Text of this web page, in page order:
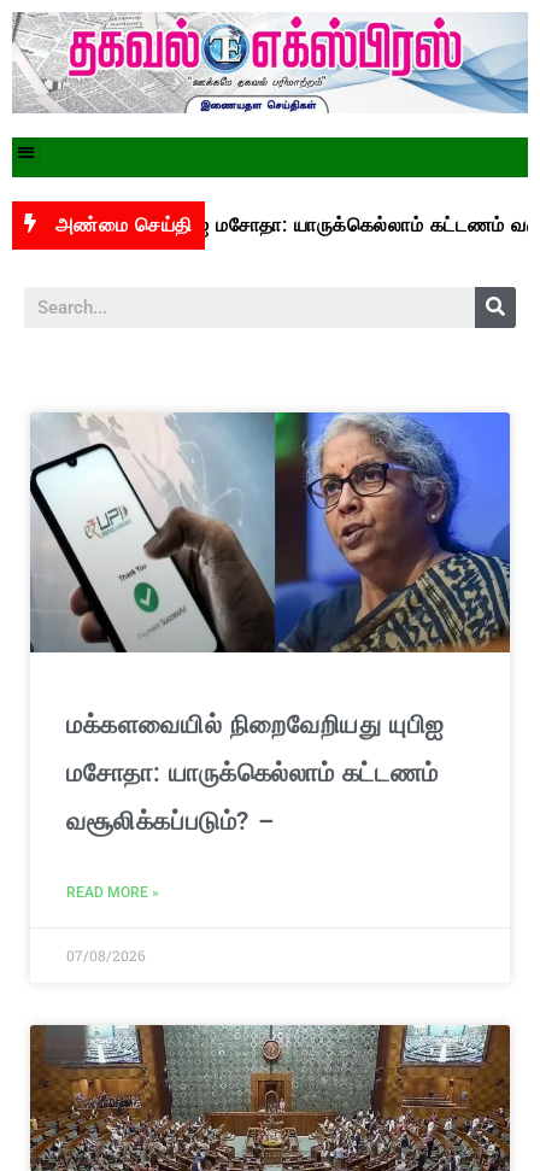
அண்மை செய்தி
யுபிஐ மசோதா: யாருக்கெல்லாம் கட்டணம்
மக்களவையில் நிறைவேறியது யுபிஐ
மசோதா: யாருக்கெல்லாம் கட்டணம்
வசூலிக்கப்படும்? –
READ MORE »
07/08/2026